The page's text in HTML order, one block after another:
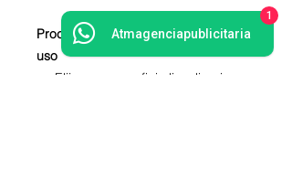
Proceso de Instalación y modo de
uso
Elija una superficie lisa, limpia y
Atmagenciapublicitaria
1